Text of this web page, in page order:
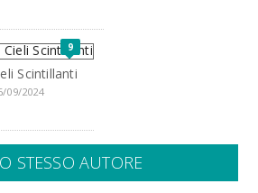
9
Scintillanti
09/2024
STESSO AUTORE